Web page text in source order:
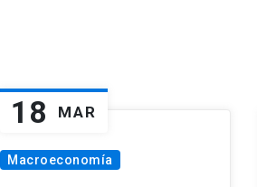
18 MAR
Macroeconomía